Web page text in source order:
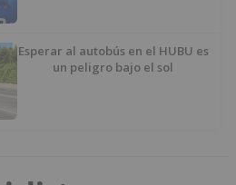
Esperar al autobús en el HUBU es
un peligro bajo el sol